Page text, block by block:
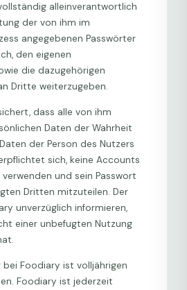
alleinverantwortlich
der von ihm im
angegebenen Passwörter
den eigenen
die dazugehörigen
Dritte weiterzugeben.
dass alle von ihm
Daten der Wahrheit
der Person des Nutzers
sich, keine Accounts
und sein Passwort
Dritten mitzuteilen. Der
unverzüglich informieren,
einer unbefugten Nutzung
bei Foodiary ist volljährigen
Foodiary ist jederzeit